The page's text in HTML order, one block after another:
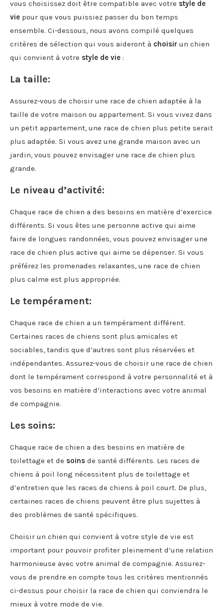
vous choisissez doit être compatible avec votre style de
vie pour que vous puissiez passer du bon temps
ensemble. Ci-dessous, nous avons compilé quelques
critères de sélection qui vous aideront à choisir un chien
qui convient à votre style de vie :
La taille:
Assurez-vous de choisir une race de chien adaptée à la
taille de votre maison ou appartement. Si vous vivez dans
un petit appartement, une race de chien plus petite serait
plus adaptée. Si vous avez une grande maison avec un
jardin, vous pouvez envisager une race de chien plus
grande.
Le niveau d’activité:
Chaque race de chien a des besoins en matière d’exercice
différents. Si vous êtes une personne active qui aime
faire de longues randonnées, vous pouvez envisager une
race de chien plus active qui aime se dépenser. Si vous
préférez les promenades relaxantes, une race de chien
plus calme est plus appropriée.
Le tempérament:
Chaque race de chien a un tempérament différent.
Certaines races de chiens sont plus amicales et
sociables, tandis que d’autres sont plus réservées et
indépendantes. Assurez-vous de choisir une race de chien
dont le tempérament correspond à votre personnalité et à
vos besoins en matière d’interactions avec votre animal
de compagnie.
Les soins:
Chaque race de chien a des besoins en matière de
toilettage et de soins de santé différents. Les races de
chiens à poil long nécessitent plus de toilettage et
d’entretien que les races de chiens à poil court. De plus,
certaines races de chiens peuvent être plus sujettes à
des problèmes de santé spécifiques.
Choisir un chien qui convient à votre style de vie est
important pour pouvoir profiter pleinement d’une relation
harmonieuse avec votre animal de compagnie. Assurez-
vous de prendre en compte tous les critères mentionnés
ci-dessus pour choisir la race de chien qui conviendra le
mieux à votre mode de vie.